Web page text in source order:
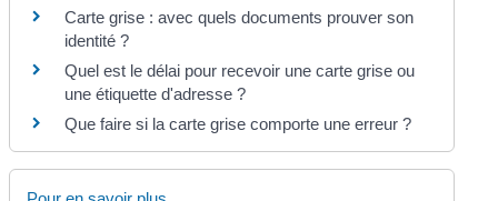
Carte grise : avec quels documents prouver son
identité ?
Quel est le délai pour recevoir une carte grise ou
une étiquette d'adresse ?
Que faire si la carte grise comporte une erreur ?